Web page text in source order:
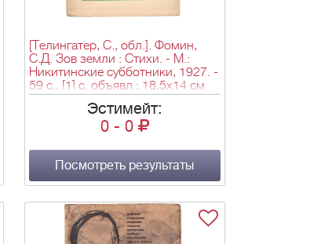
[Телингатер, С., обл.]. Фомин,
С.Д. Зов земли : Стихи. - М.:
Никитинские субботники, 1927. -
59 с., [1] с. объявл.; 18,5х14 см.
Эстимейт:
0- 0
Посмотреть результаты